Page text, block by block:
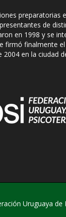
preparatorias
de
en 1998 y se
firmó finalmente
2004 en la ciudad
Uruguaya de